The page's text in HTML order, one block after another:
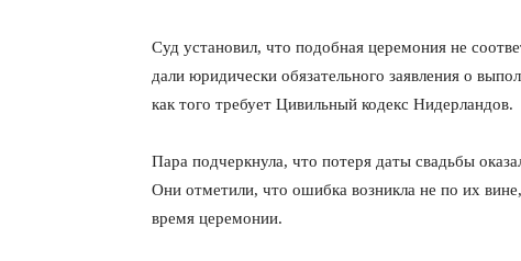
Суд установил, что подобная церемония не
дали юридически обязательного заявления о
как того требует Цивильный кодекс Нидерландов.
Пара подчеркнула, что потеря даты свадьбы
Они отметили, что ошибка возникла не по их
время церемонии.